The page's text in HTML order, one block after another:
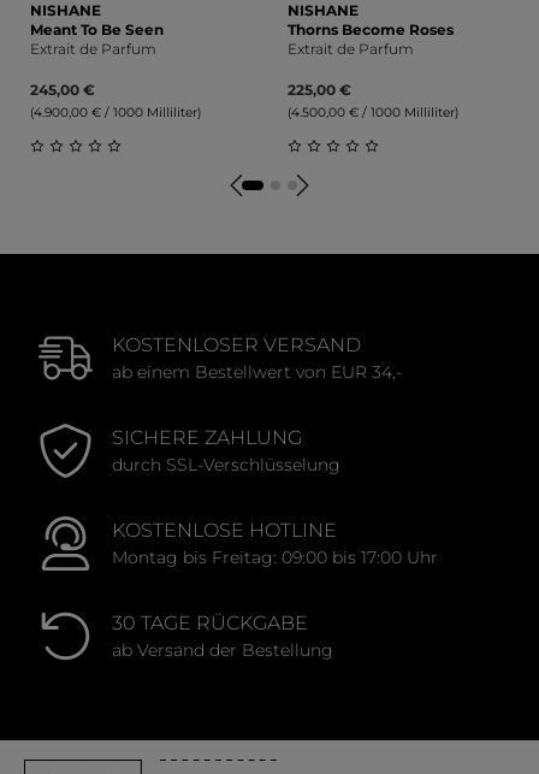
NISHANE
Meant To Be Seen
Extrait de Parfum
245,00 €
(4.900,00 € / 1000 Milliliter)
Durchschnittliche Bewertung von 0 von 5 Sternen
NISHANE
Thorns Become Roses
Extrait de Parfum
225,00 €
(4.500,00 € / 1000 Milliliter)
Durchschnittliche
KOSTENLOSER VERSAND
ab einem Bestellwert von EUR 34,-
SICHERE ZAHLUNG
durch SSL-Verschlüsselung
KOSTENLOSE HOTLINE
Montag bis Freitag: 09:00 bis 17:00 Uhr
30 TAGE RÜCKGABE
ab Versand der Bestellung